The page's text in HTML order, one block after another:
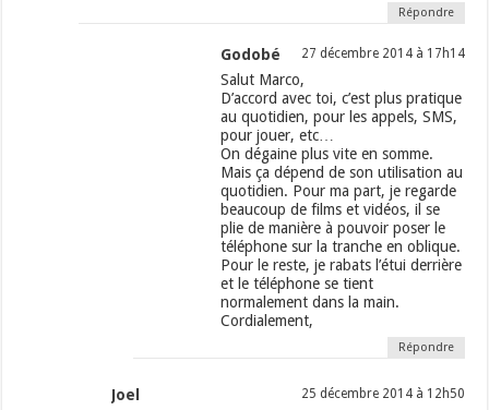
Répondre
Godobé 27 décembre 2014 à 17h14
Salut Marco,
D’accord avec toi, c’est plus pratique
au quotidien, pour les appels, SMS,
pour jouer, etc…
On dégaine plus vite en somme.
Mais ça dépend de son utilisation au
quotidien. Pour ma part, je regarde
beaucoup de films et vidéos, il se
plie de manière à pouvoir poser le
téléphone sur la tranche en oblique.
Pour le reste, je rabats l’étui derrière
et le téléphone se tient
normalement dans la main.
Cordialement,
Répondre
Joel 25 décembre 2014 à 12h50